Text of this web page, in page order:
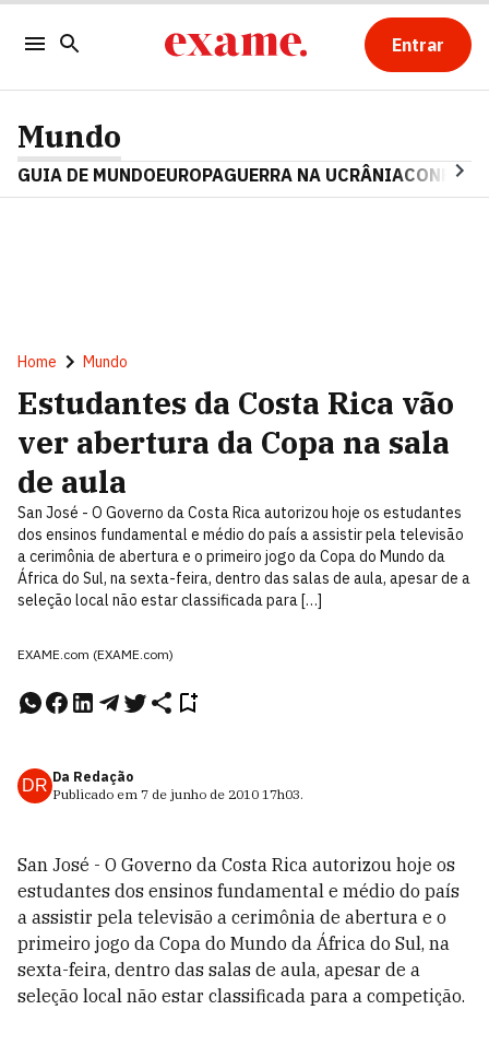
Entrar
Mundo
GUIA DE MUNDOEUROPAGUERRA NA UCRÂNIA
Home Mundo
Estudantes da Costa Rica vão
ver abertura da Copa na sala
de aula
San José - O Governo da Costa Rica autorizou hoje os estudantes
dos ensinos fundamental e médio do país a assistir pela televisão
a cerimônia de abertura e o primeiro jogo da Copa do Mundo da
África do Sul, na sexta-feira, dentro das salas de aula, apesar de a
seleção local não estar classificada para […]
EXAME.com (EXAME.com)
DR Da Redação
Publicado em 7 de junho de 2010 17h03.
San José - O Governo da Costa Rica autorizou hoje os
estudantes dos ensinos fundamental e médio do país
a assistir pela televisão a cerimônia de abertura e o
primeiro jogo da Copa do Mundo da África do Sul, na
sexta-feira, dentro das salas de aula, apesar de a
seleção local não estar classificada para a competição.